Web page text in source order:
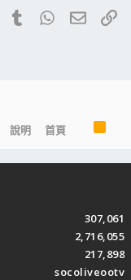
PinterestTumblrWhatsApp
電子
說明 首頁
R
S
S
307,061
2,716,055
217,898
socoliveootv